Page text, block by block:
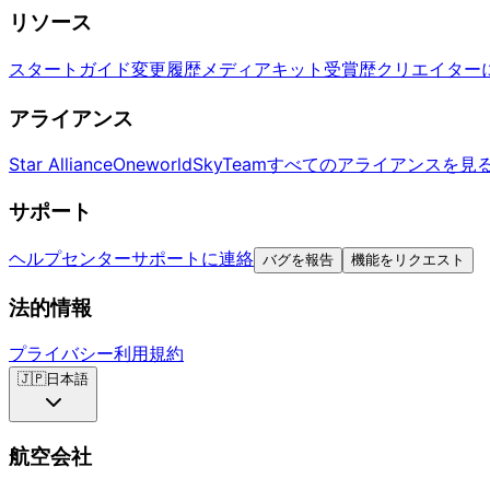
リソース
スタートガイド変更履歴 メディアキット 受賞歴クリエイター
アライアンス
Star AllianceOneworldSkyTeamすべてのアライアンスを見
サポート
ヘルプセンターサポートに連絡 バグを報告 機能をリクエスト
法的情報
プライバシー利用規約
🇯🇵日本語
航空会社